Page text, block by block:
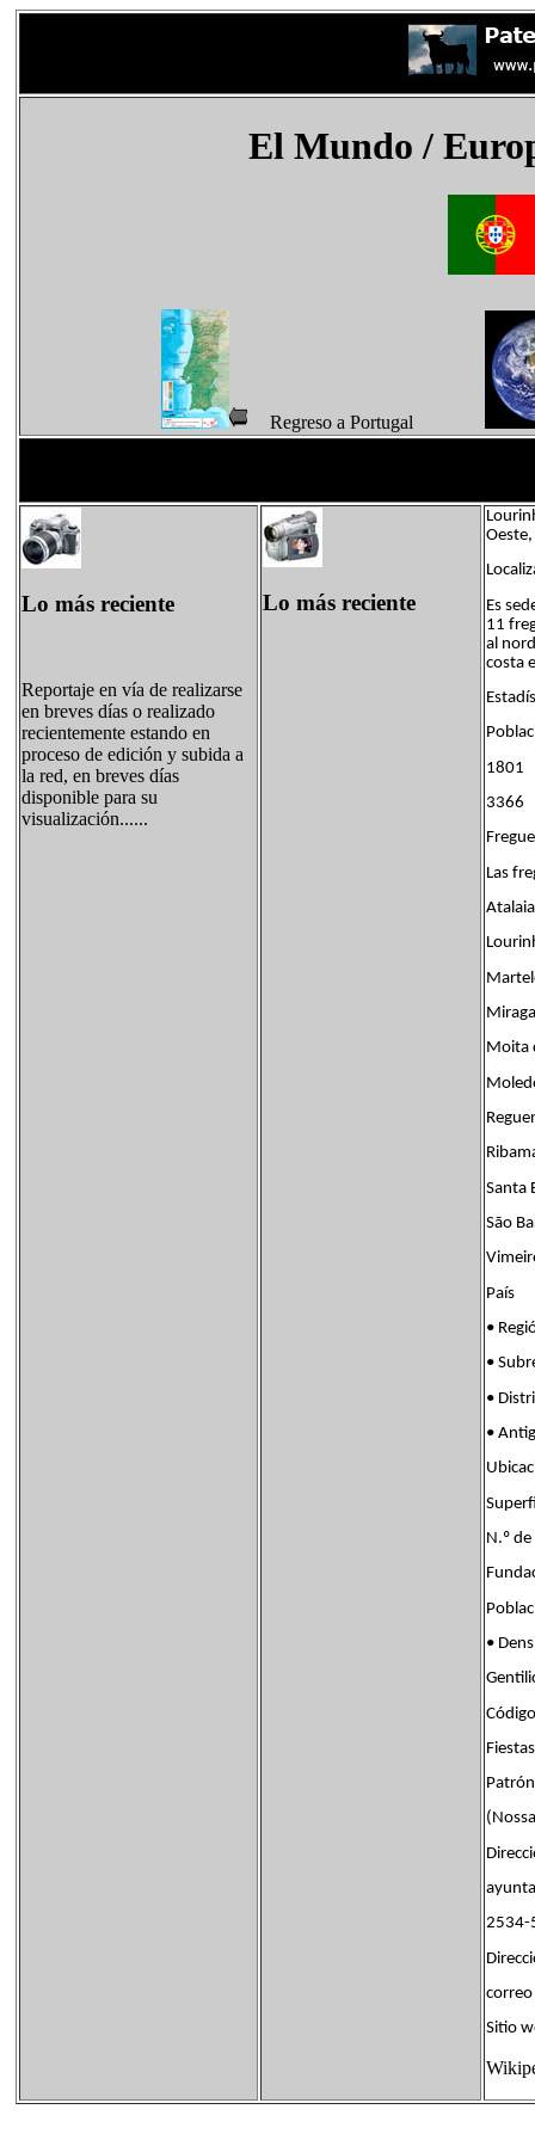
El Mundo/
Regreso a Portugal
Lo más reciente
Reportaje en vía de realizarse
en breves días o realizado
recientemente estando en
proceso de edición y subida a
la red, en breves días
disponible para su
visualización......
Lo más reciente
Es
11
al
costa
Las
Atalaia
Moita
Santa
São
País
•
•
•
•
N.º
•
2534-
Sitio